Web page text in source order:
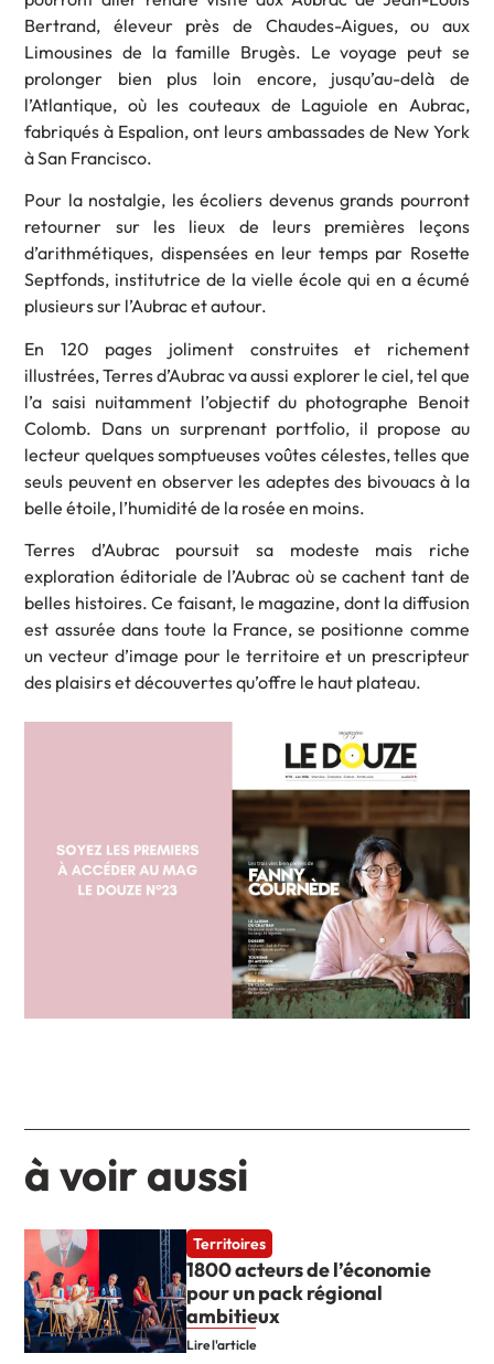
Bertrand, éleveur près de Chaudes-Aigues, ou aux
Limousines de la famille Brugès. Le voyage peut se
prolonger bien plus loin encore, jusqu’au-delà de
l’Atlantique, où les couteaux de Laguiole en Aubrac,
fabriqués à Espalion, ont leurs ambassades de New York
à San Francisco.
Pour la nostalgie, les écoliers devenus grands pourront
retourner sur les lieux de leurs premières leçons
d’arithmétiques, dispensées en leur temps par Rosette
Septfonds, institutrice de la vielle école qui en a écumé
plusieurs sur l’Aubrac et autour.
En 120 pages joliment construites et richement
illustrées, Terres d’Aubrac va aussi explorer le ciel, tel que
l’a saisi nuitamment l’objectif du photographe Benoit
Colomb. Dans un surprenant portfolio, il propose au
lecteur quelques somptueuses voûtes célestes, telles que
seuls peuvent en observer les adeptes des bivouacs à la
belle étoile, l’humidité de la rosée en moins.
Terres d’Aubrac poursuit sa modeste mais riche
exploration éditoriale de l’Aubrac où se cachent tant de
belles histoires. Ce faisant, le magazine, dont la diffusion
est assurée dans toute la France, se positionne comme
un vecteur d’image pour le territoire et un prescripteur
des plaisirs et découvertes qu’offre le haut plateau.
à voir aussi
Territoires
1800 acteurs de l’économie
pour un pack régional
ambitieux
Lire l'article